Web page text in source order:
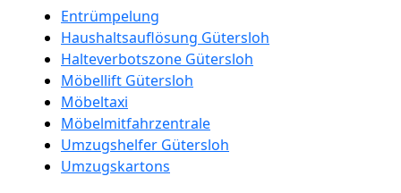
Entrümpelung
Haushaltsauflösung Gütersloh
Halteverbotszone Gütersloh
Möbellift Gütersloh
Möbeltaxi
Möbelmitfahrzentrale
Umzugshelfer Gütersloh
Umzugskartons